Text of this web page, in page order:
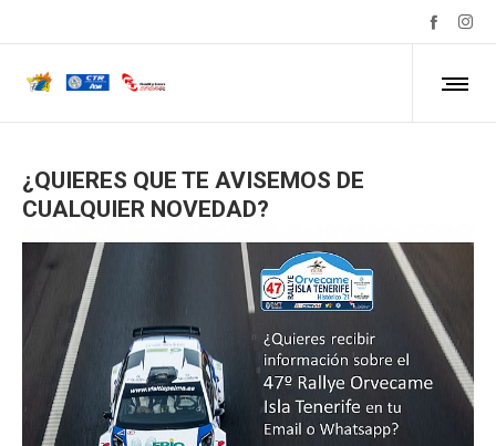
¿QUIERES QUE TE AVISEMOS DE
CUALQUIER NOVEDAD?